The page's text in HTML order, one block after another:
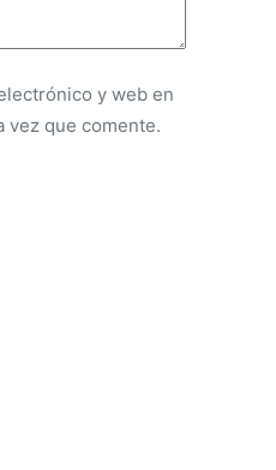
y web en
vez que comente.